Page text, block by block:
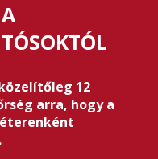
12
arra, hogy a